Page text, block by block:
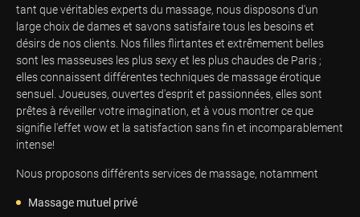
tant que véritables experts du massage, nous disposons d'un
large choix de dames et savons satisfaire tous les besoins et
désirs de nos clients. Nos filles flirtantes et extrêmement belles
sont les masseuses les plus sexy et les plus chaudes de Paris ;
elles connaissent différentes techniques de massage érotique
sensuel. Joueuses, ouvertes d'esprit et passionnées, elles sont
prêtes à réveiller votre imagination, et à vous montrer ce que
signifie l'effet wow et la satisfaction sans fin et incomparablement
intense!
Nous proposons différents services de massage, notamment
Massage mutuel privé